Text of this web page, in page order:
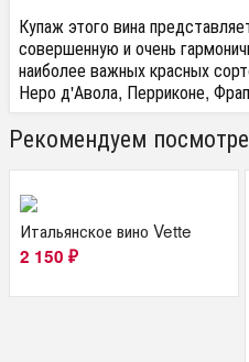
Купаж этого вина
совершенную и очень
наиболее важных красных
Неро д'Авола, Перриконе,
Рекомендуем
Итальянское вино Vette
2 150 ₽